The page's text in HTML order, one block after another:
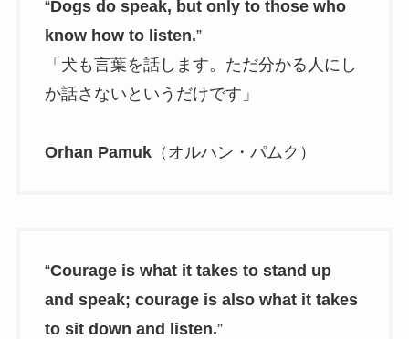
“Dogs do speak, but only to those who
know how to listen.”
「犬も言葉を話します。ただ分かる人にし
か話さないというだけです」
Orhan Pamuk（オルハン・パムク）
“Courage is what it takes to stand up
and speak; courage is also what it takes
to sit down and listen.”